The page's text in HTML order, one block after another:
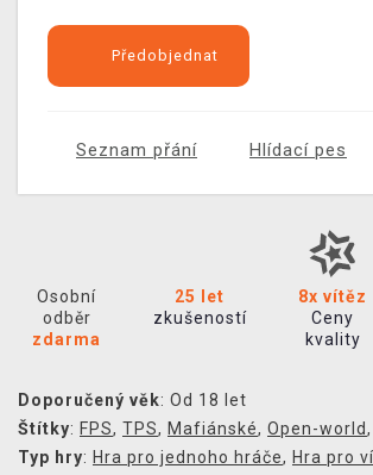
Předobjednat
Seznam přání Hlídací pes
Osobní
odběr
zdarma
25 let
zkušeností
8x vítěz
Ceny
kvality
Doporučený věk: Od 18 let
Štítky: FPS, TPS, Mafiánské, Open-world,
Typ hry: Hra pro jednoho hráče, Hra pro